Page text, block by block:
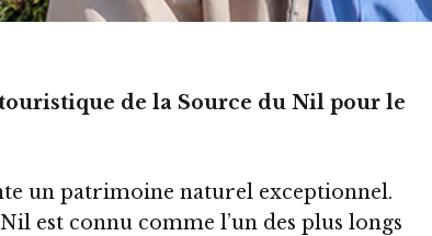
de la Source du Nil pour le
un patrimoine naturel exceptionnel.
est connu comme l’un des plus longs